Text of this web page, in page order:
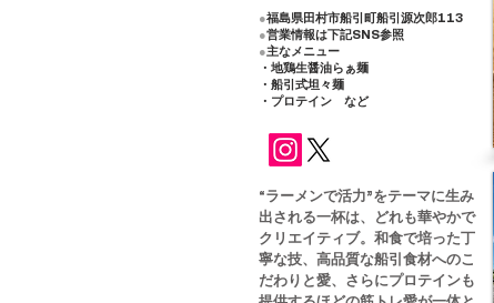
●福島県田村市船引町船引源次郎113
●営業情報は下記SNS参照
●主なメニュー
・地鶏生醤油らぁ麺
・船引式坦々麺
・プロテイン など
“ラーメンで活力”をテーマに生み
出される一杯は、どれも華やかで
クリエイティブ。和食で培った丁
寧な技、高品質な船引食材へのこ
だわりと愛、さらにプロテインも